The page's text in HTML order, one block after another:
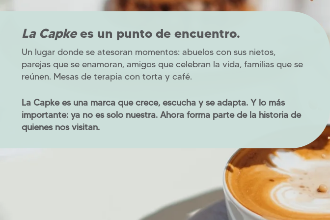
La Capkees un punto de encuentro.
Un lugar donde se atesoran momentos: abuelos con sus nietos,
parejas que se enamoran, amigos que celebran la vida, familias que se
reúnen. Mesas de terapia con torta y café.
La Capke es una marca que crece, escucha y se adapta. Y lo más
importante: ya no es solo nuestra. Ahora forma parte de la historia de
quienes nos visitan.